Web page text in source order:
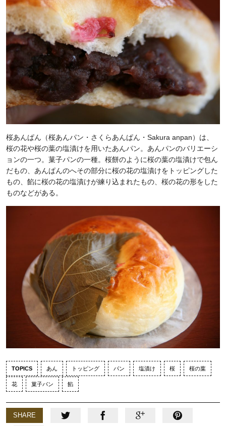
桜あんぱん（桜あんパン・さくらあんぱん・Sakura anpan）は、
桜の花や桜の葉の塩漬けを用いたあんパン。あんパンのバリエーシ
ョンの一つ。菓子パンの一種。桜餅のように桜の葉の塩漬けで包ん
だもの、あんぱんのへその部分に桜の花の塩漬けをトッピングした
もの、餡に桜の花の塩漬けが練り込まれたもの、桜の花の形をした
ものなどがある。
TOPICS あん トッピング パン 塩漬け 桜 桜の葉
花 菓子パン 餡
SHARE